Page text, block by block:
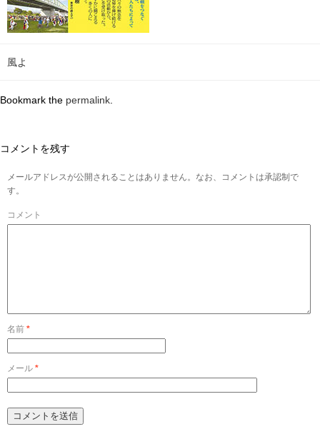
風よ
Bookmark the permalink
コメントを残す
メールアドレスが公開されることはありません。なお、コメントは承認制で
す。
コメント
名前 *
メール *